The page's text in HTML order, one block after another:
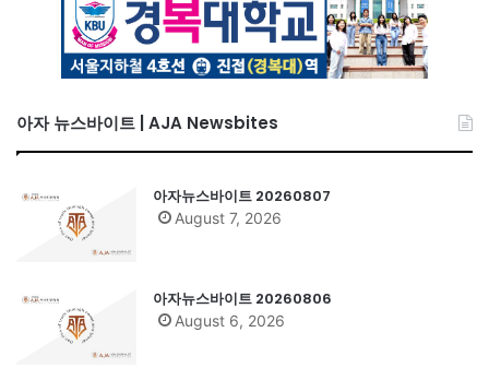
아자 뉴스바이트 | AJA Newsbites
아자뉴스바이트 20260807
August 7, 2026
아자뉴스바이트 20260806
August 6, 2026